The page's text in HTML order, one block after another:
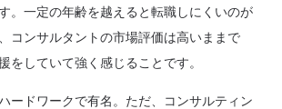
。一定の年齢を越えると転職しにくいのが
コンサルタントの市場評価は高いままで
をしていて強く感じることです。
ードワークで有名。ただ、コンサルティン